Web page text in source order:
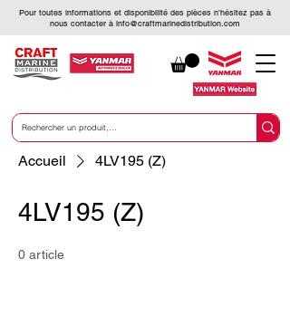
Pour toutes informations et disponibilité des pièces n’hésitez pas à
nous contacter à info@craftmarinedistribution.com
Accueil 4LV195 (Z)
4LV195 (Z)
0 article